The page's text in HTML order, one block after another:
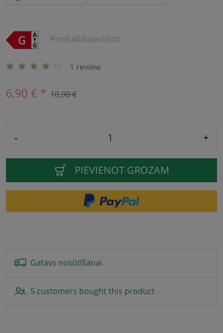
Produktdatenblatt
1 review
6,90 € * 10,90 €
- +
PIEVIENOT GROZAM
Gatavs nosūtīšanai
5 customers bought this product